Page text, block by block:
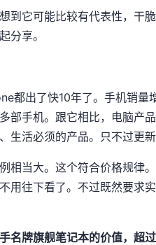
到它可能比较有代表性，干
分享。
都出了快10年了。手机销量
部手机。跟它相比，电脑产
生活必须的产品。只不过更新
相当大。这个符合价格规律
用往下看了。不过既然要求
名牌旗舰笔记本的价值，超